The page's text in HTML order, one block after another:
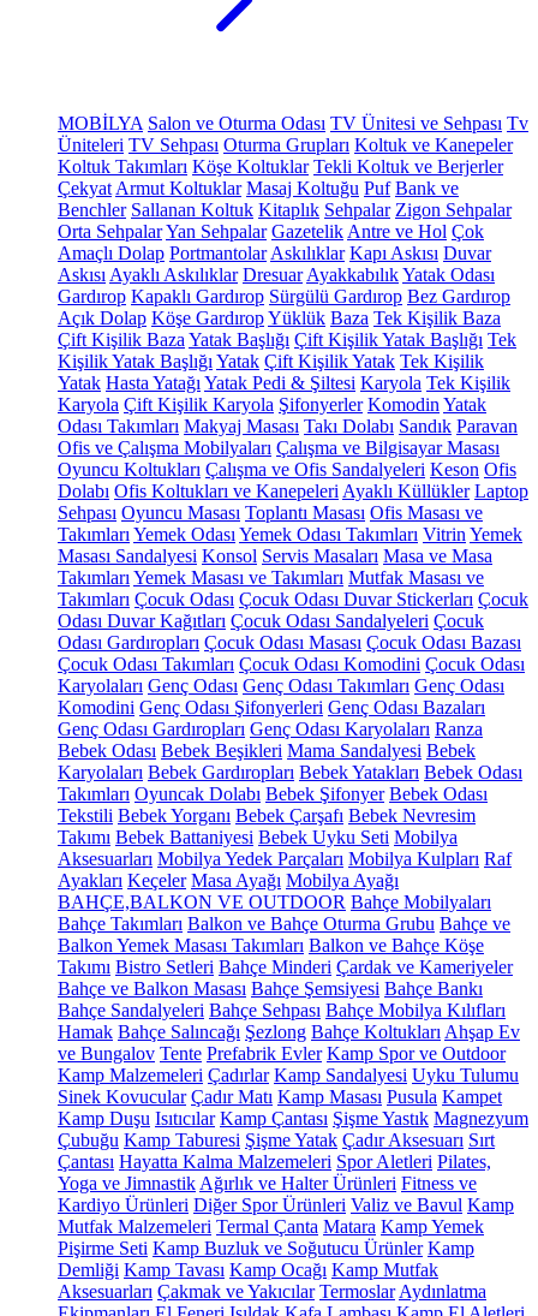
MOBİLYA Salon ve Oturma Odası TV Ünitesi ve Sehpası Tv
Üniteleri TV Sehpası Oturma Grupları Koltuk ve Kanepeler
Koltuk Takımları Köşe Koltuklar Tekli Koltuk ve Berjerler
Çekyat Armut Koltuklar Masaj Koltuğu Puf Bank ve
Benchler Sallanan Koltuk Kitaplık Sehpalar Zigon Sehpalar
Orta SehpalarYan Sehpalar Gazetelik Antre ve Hol Çok
Amaçlı Dolap Portmantolar Askılıklar Kapı Askısı Duvar
Askısı Ayaklı Askılıklar Dresuar AyakkabılıkYatak Odası
Gardırop Kapaklı Gardırop Sürgülü Gardırop Bez Gardırop
Açık Dolap Köşe GardıropYüklük Baza Tek Kişilik Baza
Çift Kişilik Baza Yatak Başlığı Çift Kişilik Yatak Başlığı Tek
Kişilik Yatak Başlığı Yatak Çift Kişilik Yatak Tek Kişilik
Yatak Hasta Yatağı Yatak Pedi & Şiltesi Karyola Tek Kişilik
Karyola Çift Kişilik Karyola Şifonyerler Komodin Yatak
Odası Takımları Makyaj Masası Takı Dolabı Sandık Paravan
Ofis ve Çalışma Mobilyaları Çalışma ve Bilgisayar Masası
Oyuncu Koltukları Çalışma ve Ofis Sandalyeleri Keson Ofis
Dolabı Ofis Koltukları ve Kanepeleri Ayaklı Küllükler Laptop
Sehpası Oyuncu Masası Toplantı Masası Ofis Masası ve
Takımları Yemek Odası Yemek Odası Takımları Vitrin Yemek
Masası Sandalyesi Konsol Servis Masaları Masa ve Masa
Takımları Yemek Masası ve Takımları Mutfak Masası ve
Takımları Çocuk Odası Çocuk Odası Duvar Stickerları Çocuk
Odası Duvar Kağıtları Çocuk Odası Sandalyeleri Çocuk
Odası Gardıropları Çocuk Odası Masası Çocuk Odası Bazası
Çocuk Odası Takımları Çocuk Odası Komodini Çocuk Odası
Karyolaları Genç Odası Genç Odası Takımları Genç Odası
Komodini Genç Odası Şifonyerleri Genç Odası Bazaları
Genç Odası Gardıropları Genç Odası Karyolaları Ranza
Bebek Odası Bebek Beşikleri Mama Sandalyesi Bebek
Karyolaları Bebek Gardıropları Bebek Yatakları Bebek Odası
Takımları Oyuncak Dolabı Bebek Şifonyer Bebek Odası
Tekstili Bebek Yorganı Bebek Çarşafı Bebek Nevresim
Takımı Bebek Battaniyesi Bebek Uyku Seti Mobilya
Aksesuarları Mobilya Yedek Parçaları Mobilya Kulpları Raf
Ayakları Keçeler Masa Ayağı Mobilya Ayağı
BAHÇE,BALKON VE OUTDOOR Bahçe Mobilyaları
Bahçe Takımları Balkon ve Bahçe Oturma Grubu Bahçe ve
Balkon Yemek Masası Takımları Balkon ve Bahçe Köşe
Takımı Bistro Setleri Bahçe Minderi Çardak ve Kameriyeler
Bahçe ve Balkon Masası Bahçe Şemsiyesi Bahçe Bankı
Bahçe Sandalyeleri Bahçe Sehpası Bahçe Mobilya Kılıfları
Hamak Bahçe Salıncağı Şezlong Bahçe Koltukları Ahşap Ev
ve Bungalov Tente Prefabrik Evler Kamp Spor ve Outdoor
Kamp Malzemeleri Çadırlar Kamp Sandalyesi Uyku Tulumu
Sinek Kovucular Çadır Matı Kamp Masası Pusula Kampet
Kamp Duşu Isıtıcılar Kamp Çantası Şişme Yastık Magnezyum
Çubuğu Kamp Taburesi Şişme Yatak Çadır Aksesuarı Sırt
Çantası Hayatta Kalma Malzemeleri Spor Aletleri Pilates,
Yoga ve Jimnastik Ağırlık ve Halter Ürünleri Fitness ve
Kardiyo Ürünleri Diğer Spor Ürünleri Valiz ve Bavul Kamp
Mutfak Malzemeleri Termal Çanta Matara Kamp Yemek
Pişirme Seti Kamp Buzluk ve Soğutucu Ürünler Kamp
Demliği Kamp Tavası Kamp Ocağı Kamp Mutfak
Aksesuarları Çakmak ve Yakıcılar Termoslar Aydınlatma